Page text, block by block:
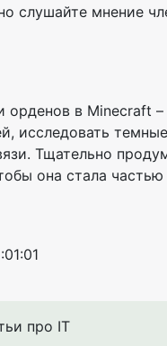
слушайте мнение
в Minecraft
исследовать
Тщательно
она стала
про IT